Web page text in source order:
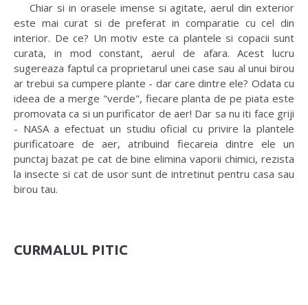
Chiar si in orasele imense si agitate, aerul din exterior
este mai curat si de preferat in comparatie cu cel din
interior. De ce? Un motiv este ca plantele si copacii sunt
curata, in mod constant, aerul de afara. Acest lucru
sugereaza faptul ca proprietarul unei case sau al unui birou
ar trebui sa cumpere plante - dar care dintre ele? Odata cu
ideea de a merge "verde", fiecare planta de pe piata este
promovata ca si un purificator de aer! Dar sa nu iti face griji
- NASA a efectuat un studiu oficial cu privire la plantele
purificatoare de aer, atribuind fiecareia dintre ele un
punctaj bazat pe cat de bine elimina vaporii chimici, rezista
la insecte si cat de usor sunt de intretinut pentru casa sau
birou tau.
CURMALUL PITIC